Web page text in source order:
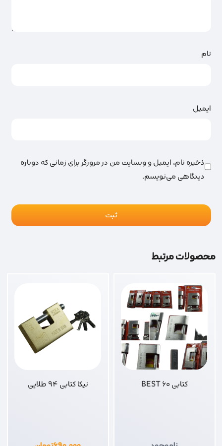
نام
ایمیل
ذخیره نام، ایمیل و وبسایت من در مرورگر برای زمانی که دوباره
دیدگاهی می‌نویسم.
محصولات مرتبط
کتابی 60 BEST نیکا کتابی 94 طلایی